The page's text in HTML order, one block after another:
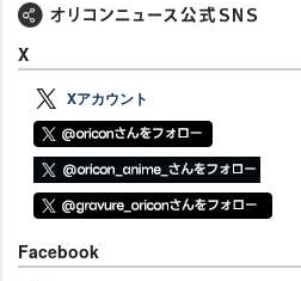
X
Xアカウント
Facebook